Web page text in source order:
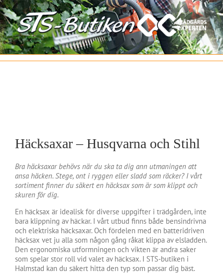
Fortsätt
till
innehållet
Häcksaxar – Husqvarna och Stihl
Bra häcksaxar behövs när du ska ta dig ann utmaningen att
ansa häcken. Stege, ont i ryggen eller sladd som räcker? I vårt
sortiment finner du säkert en häcksax som är som klippt och
skuren för dig.
En häcksax är idealisk för diverse uppgifter i trädgården, inte
bara klippning av häckar. I vårt utbud finns både bensindrivna
och elektriska häcksaxar. Och fördelen med en batteridriven
häcksax vet ju alla som någon gång råkat klippa av elsladden.
Den ergonomiska utformningen och vikten är andra saker
som spelar stor roll vid valet av häcksax. I STS-butiken i
Halmstad kan du säkert hitta den typ som passar dig bäst.